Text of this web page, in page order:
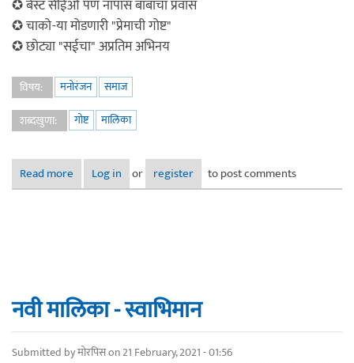
✪ बेस्ट सीईओ पण नापास बाबाचा प्रवास
✪ चाको-या मोडणारी "प्रेमाची गोष्ट"
✪ छोट्या "सईचा" अप्रतिम अभिनय
विषय: मनोरंजन
समाज
शब्दखुणा:
गोष्ट मालिका
Read more about वेगळा अनुभव देणारी एक गोष्ट!
Log in or register to post comments
नवी मालिका - स्वाभिमान
Submitted byमोरपिसon 21 February, 2021 - 01:56